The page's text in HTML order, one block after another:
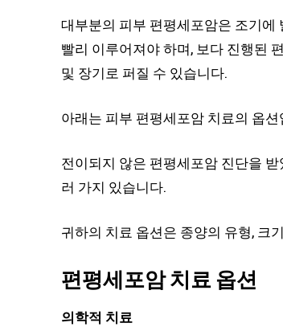
대부분의 피부 편평세포암은 조기에
빨리 이루어져야 하며, 보다 진행된
및 장기로 퍼질 수 있습니다.
아래는 피부 편평세포암 치료의 옵션
전이되지 않은 편평세포암 진단을
러 가지 있습니다.
귀하의 치료 옵션은 종양의 유형, 크
편평세포암 치료 옵션
의학적 치료